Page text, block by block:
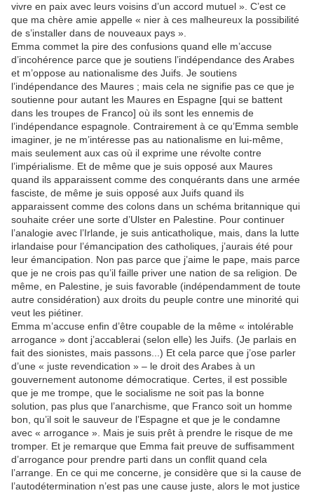
vivre en paix avec leurs voisins d’un accord mutuel ». C’est ce
que ma chère amie appelle « nier à ces malheureux la possibilité
de s’installer dans de nouveaux pays ».
Emma commet la pire des confusions quand elle m’accuse
d’incohérence parce que je soutiens l’indépendance des Arabes
et m’oppose au nationalisme des Juifs. Je soutiens
l’indépendance des Maures ; mais cela ne signifie pas ce que je
soutienne pour autant les Maures en Espagne [qui se battent
dans les troupes de Franco] où ils sont les ennemis de
l’indépendance espagnole. Contrairement à ce qu’Emma semble
imaginer, je ne m’intéresse pas au nationalisme en lui-même,
mais seulement aux cas où il exprime une révolte contre
l’impérialisme. Et de même que je suis opposé aux Maures
quand ils apparaissent comme des conquérants dans une armée
fasciste, de même je suis opposé aux Juifs quand ils
apparaissent comme des colons dans un schéma britannique qui
souhaite créer une sorte d’Ulster en Palestine. Pour continuer
l’analogie avec l’Irlande, je suis anticatholique, mais, dans la lutte
irlandaise pour l’émancipation des catholiques, j’aurais été pour
leur émancipation. Non pas parce que j’aime le pape, mais parce
que je ne crois pas qu’il faille priver une nation de sa religion. De
même, en Palestine, je suis favorable (indépendamment de toute
autre considération) aux droits du peuple contre une minorité qui
veut les piétiner.
Emma m’accuse enfin d’être coupable de la même « intolérable
arrogance » dont j’accablerai (selon elle) les Juifs. (Je parlais en
fait des sionistes, mais passons...) Et cela parce que j’ose parler
d’une « juste revendication » – le droit des Arabes à un
gouvernement autonome démocratique. Certes, il est possible
que je me trompe, que le socialisme ne soit pas la bonne
solution, pas plus que l’anarchisme, que Franco soit un homme
bon, qu’il soit le sauveur de l’Espagne et que je le condamne
avec « arrogance ». Mais je suis prêt à prendre le risque de me
tromper. Et je remarque que Emma fait preuve de suffisamment
d’arrogance pour prendre parti dans un conflit quand cela
l’arrange. En ce qui me concerne, je considère que si la cause de
l’autodétermination n’est pas une cause juste, alors le mot justice